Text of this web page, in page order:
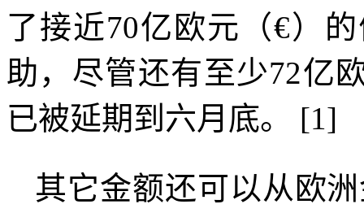
了接近70亿欧元（€）
助，尽管还有至少72亿
已被延期到六月底。
[1]
其它金额还可以从欧